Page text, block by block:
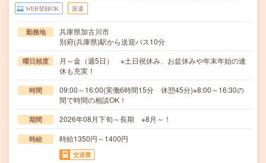
WEB登録OK 派遣
勤務地
兵庫県加古川市
別府(兵庫県)駅から送迎バス10分
曜日頻度
月～金（週5日） ※土日祝休み、お盆休みや年末年始の連
休も充実！
時間
09:00～16:00(実働6時間15分 休憩45分)※8:00～16:30の
間で時間の相談OK！
期間 2026年08月下旬～長期 ※8月～！
時給 時給1350円～1400円
交通費